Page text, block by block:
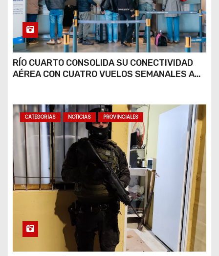
RÍO CUARTO CONSOLIDA SU CONECTIVIDAD
AÉREA CON CUATRO VUELOS SEMANALES A
CATEGORIAS NOTICIAS PROVINCIALES